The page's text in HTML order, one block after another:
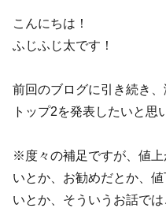
こんにちは！
ふじふじ太です！
前回のブログに引き続き
トップ2を発表したいと思
※度々の補足ですが、値
いとか、お勧めだとか、
いとか、そういうお話で